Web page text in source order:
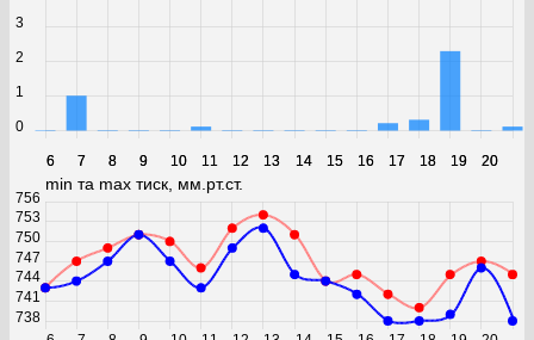
6 7 8 9 10 11 12 13 14 15 16 17 18 19 20
6 7 8 9 10 11 12 13 14 15 16 17 18 19 20
0
1
2
3
min та max тиск, мм.рт.ст.
738
741
744
747
750
753
756